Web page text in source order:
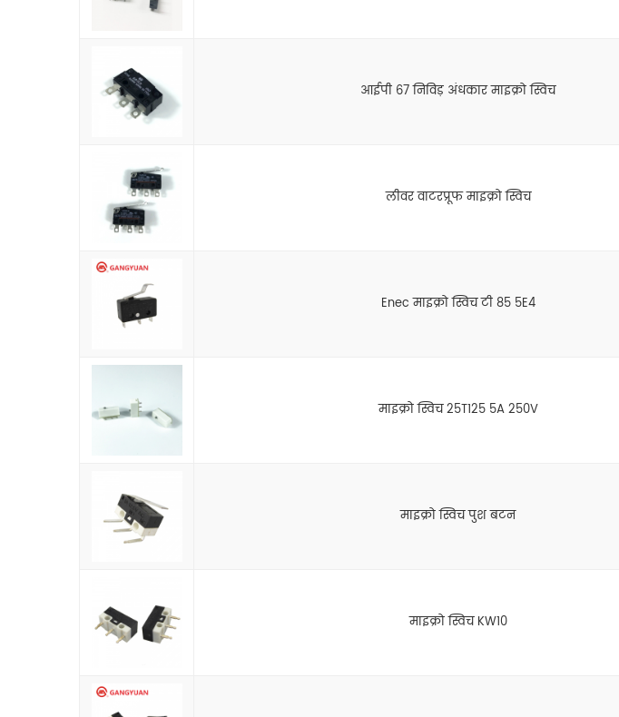
आईपी 67 निविड़ अंधकार माइक्रो स्विच
लीवर वाटरप्रूफ माइक्रो स्विच
Enec माइक्रो स्विच टी 85 5E4
माइक्रो स्विच 25T125 5A 250V
माइक्रो स्विच पुश बटन
माइक्रो स्विच KW10